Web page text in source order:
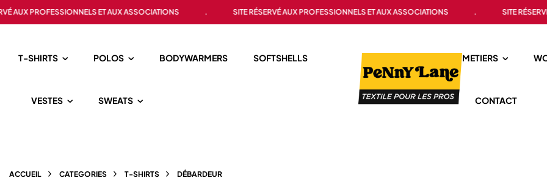
ET AUX ASSOCIATIONS . SITE RÉSERVÉ AUX PROFESSIONNELS ET AUX ASSOCIATIONS . SITE RÉSERVÉ AUX
T-SHIRTS POLOS BODYWARMERS SOFTSHELLS
VESTES SWEATS
METIERS
CONTACT
ACCUEIL CATEGORIES T-SHIRTS DÉBARDEUR